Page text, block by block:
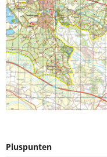
Pluspunten